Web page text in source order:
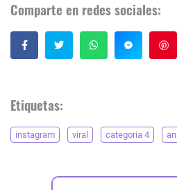
Comparte en redes sociales:
Etiquetas:
instagram viral categoria 4